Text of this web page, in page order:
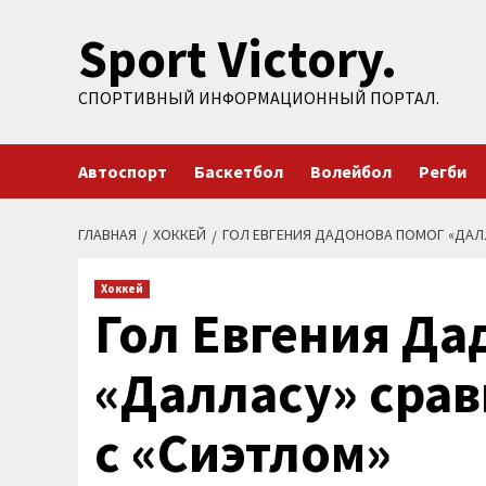
содержимомуSport Victory.
СПОРТИВНЫЙ ИНФОРМАЦИОННЫЙ ПОРТАЛ.
Автоспорт Баскетбол Волейбол Регби
ГЛАВНАЯ ХОККЕЙ ГОЛ ЕВГЕНИЯ ДАДОНОВА ПОМОГ
Хоккей
Гол Евгения
«Далласу»
с «Сиэтлом»